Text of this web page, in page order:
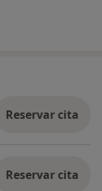
Reservar cita
Reservar cita